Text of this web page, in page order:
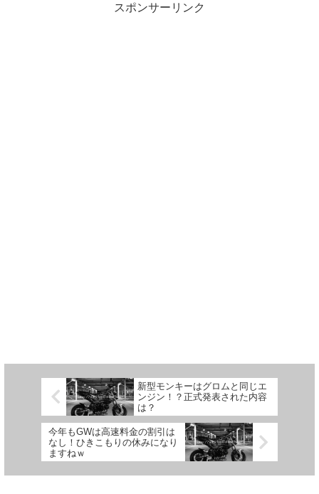
スポンサーリンク
新型モンキーはグロムと同じエ
ンジン！？正式発表された内容
は？
今年もGWは高速料金の割引は
なし！ひきこもりの休みになり
ますねｗ